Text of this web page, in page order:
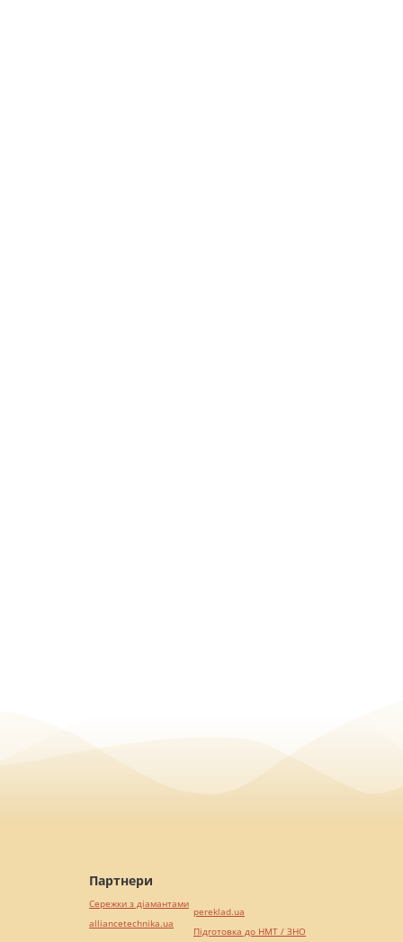
Партнери
Сережки з діамантами
alliancetechnika.ua
pereklad.ua
Підготовка до НМТ / ЗНО